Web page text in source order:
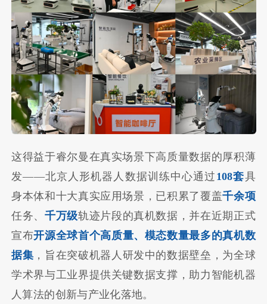
这得益于睿尔曼在真实场景下高质量数据的厚积薄
发——北京人形机器人数据训练中心通过 108套具
身本体和十大真实应用场景，已积累了覆盖千余项
任务、千万级轨迹片段的真机数据，并在近期正式
宣布开源全球首个高质量、模态数量最多的真机数
据集 ，旨在突破机器人研发中的数据壁垒，为全球
学术界与工业界提供关键数据支撑，助力智能机器
人算法的创新与产业化落地。